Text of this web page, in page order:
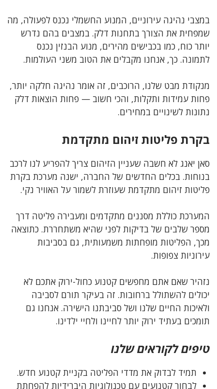
במצבי נהיגה עירוניים, המנוע החשמלי נכנס לפעולה, מה
שמפחית את הצורך בתחנות דלק. במצבים בהם נדרש
יותר כוח, כמו בכבישים מהירים, מנוע הבנזין נכנס
לתמונה. כך, אנחנו מקבלים את הטוב משני העולמות.
מנקודת מבט שלנו, הרוכבים, זה אומר נהיגה חלקה יותר,
פחות עמידות ותקלות, והכי חשוב — פחות הוצאות דלק
נתונות לשינויים במחירים.
בקרת פליטות זיהום מתקדמת
סאן יאנג לא חשבה שעניין הזיהום צריך להפריע לנו לרכב
בנוחות. בכלים החדשים של החברה, ישנה מערכת בקרת
פליטות זיהום מתקדמת שעוזרת לשמור על האוויר נקי.
המערכת כוללת מסננים מתקדמים ומעבירה פליטה דרך
מספר שלבים של בדיקות לפני שהיא משתחררת. כתוצאה
מכך, הפליטות מופחתות משמעותית, גם בסביבות
עירוניות צפופות.
נזהיר שאם אתם מחפשים קטנוע כחול-ירוק אתכם לא
יכולים להשתולל ברחובות. זה בעיקר תורם לסביבה
ולאיכות החיים שלנו ושל סביבתנו הישירה. אנחנו גם
תומכים בעתיד ירוק יותר לחיינו ולחיי ילדינו.
טיפים לקוראים שלנו
תמיד לבדוק את מדדי הפליטה בקניית קטנוע חדש.
לבחור קטנועים עם טכנולוגיות היברידיות להפחתת